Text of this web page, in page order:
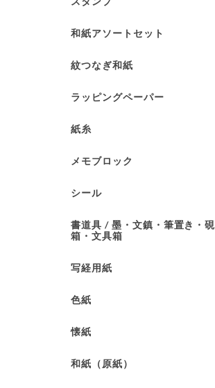
和紙アソートセット
紋つなぎ和紙
ラッピングペーパー
紙糸
メモブロック
シール
書道具 / 墨・文鎮・筆置き・硯
箱・文具箱
写経用紙
色紙
懐紙
和紙（原紙）